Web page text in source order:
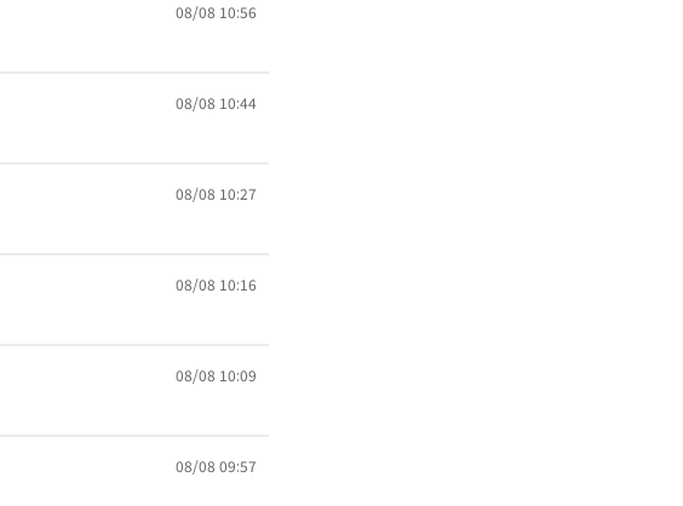
08/08 10:56
08/08 10:44
08/08 10:27
08/08 10:16
08/08 10:09
08/08 09:57